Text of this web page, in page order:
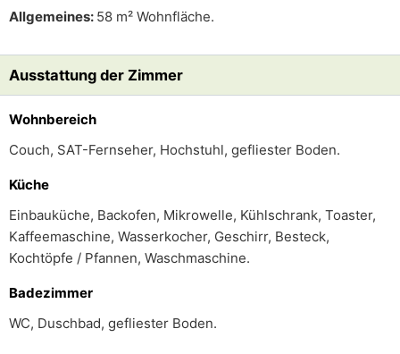
Allgemeines: 58 m² Wohnfläche.
Ausstattung der Zimmer
Wohnbereich
Couch, SAT-Fernseher, Hochstuhl, gefliester Boden.
Küche
Einbauküche, Backofen, Mikrowelle, Kühlschrank, Toaster,
Kaffeemaschine, Wasserkocher, Geschirr, Besteck,
Kochtöpfe / Pfannen, Waschmaschine.
Badezimmer
WC, Duschbad, gefliester Boden.